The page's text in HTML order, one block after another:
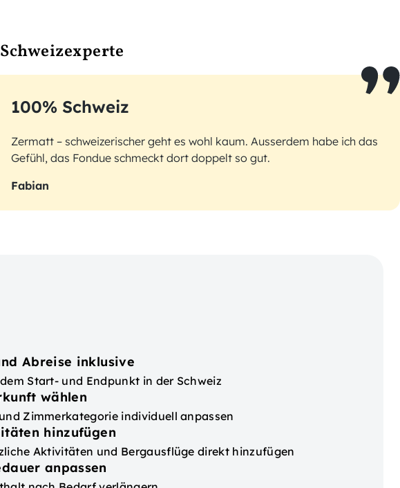
100% Schweiz
Zermatt – schweizerischer geht es wohl kaum. Ausserdem habe ich das
Gefühl, das Fondue schmeckt dort doppelt so gut.
Fabian
Abreise inklusive
Start- und Endpunkt in der Schweiz
wählen
Zimmerkategorie individuell anpassen
hinzufügen
Aktivitäten und Bergausflüge direkt hinzufügen
anpassen